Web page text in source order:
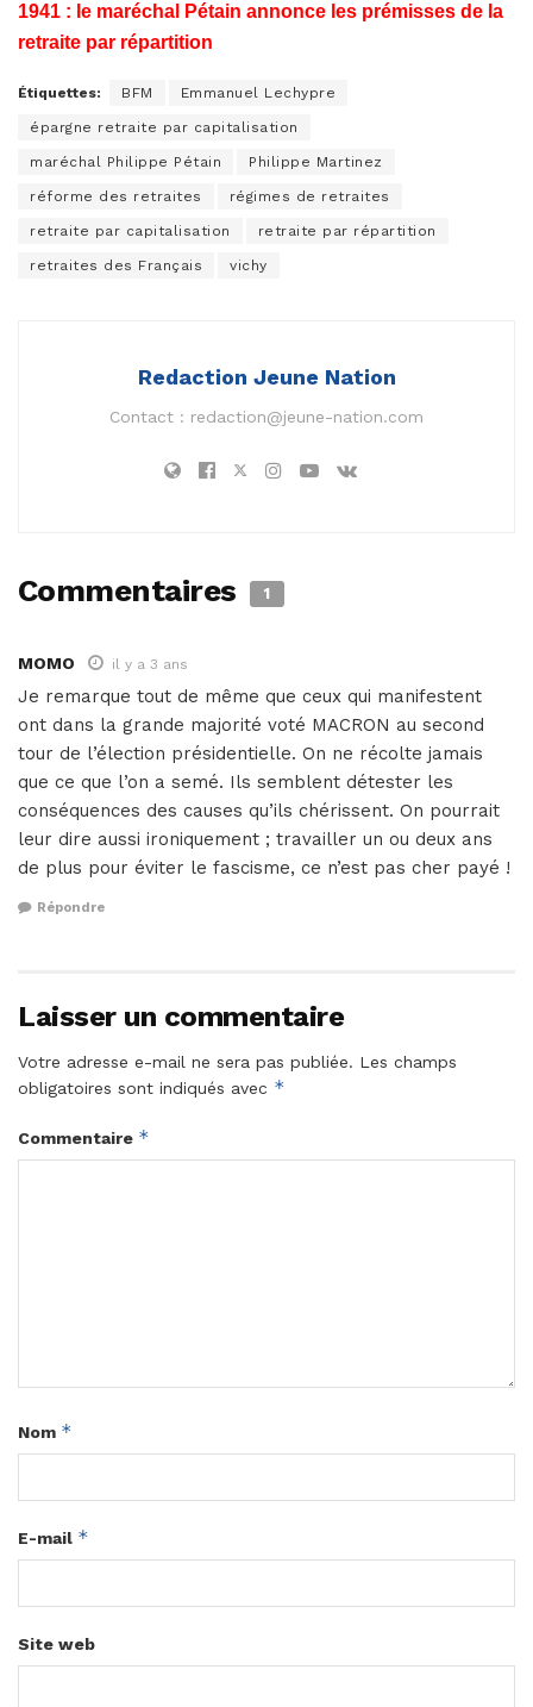
1941 : le maréchal Pétain annonce les prémisses de la
retraite par répartition
Étiquettes: BFM Emmanuel Lechypre
épargne retraite par capitalisation
maréchal Philippe Pétain Philippe Martinez
réforme des retraites régimes de retraites
retraite par capitalisation retraite par répartition
retraites des Français vichy
Redaction Jeune Nation
Contact : redaction@jeune-nation.com
Commentaires 1
MOMO il y a 3 ans
Je remarque tout de même que ceux qui manifestent
ont dans la grande majorité voté MACRON au second
tour de l’élection présidentielle. On ne récolte jamais
que ce que l’on a semé. Ils semblent détester les
conséquences des causes qu’ils chérissent. On pourrait
leur dire aussi ironiquement ; travailler un ou deux ans
de plus pour éviter le fascisme, ce n’est pas cher payé !
Répondre
Laisser un commentaire
Votre adresse e-mail ne sera pas publiée. Les champs
obligatoires sont indiqués avec *
Commentaire *
Nom *
E-mail *
Site web